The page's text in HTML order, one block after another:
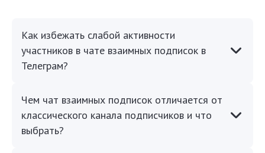
Как избежать слабой активности
участников в чате взаимных подписок в
Телеграм?
Чем чат взаимных подписок отличается от
классического канала подписчиков и что
выбрать?